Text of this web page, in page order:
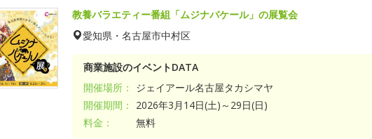
教養バラエティー番組「ムジナバケール」の展覧会
愛知県・名古屋市中村区
商業施設のイベントDATA
開催場所：
ジェイアール名古屋タカシマヤ
開催期間：
2026年3月14日(土)～29日(日)
料金：
無料